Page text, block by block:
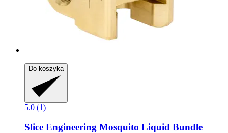
Do koszyka
5.0 (1)
Slice Engineering Mosquito Liquid Bundle